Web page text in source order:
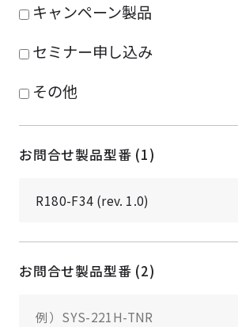
キャンペーン製品
セミナー申し込み
その他
お問合せ製品型番 (1)
お問合せ製品型番 (2)